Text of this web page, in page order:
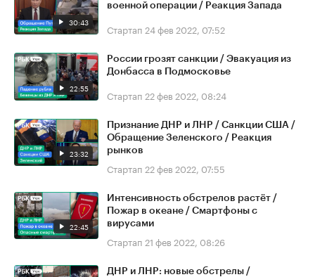
30:43
военной операции / Реакция Запада
Стартап 24 фев 2022, 07:52
22:55
России грозят санкции / Эвакуация из
Донбасса в Подмосковье
Стартап 22 фев 2022, 08:24
23:32
Признание ДНР и ЛНР / Санкции США /
Обращение Зеленского / Реакция
рынков
Стартап 22 фев 2022, 07:55
22:45
Интенсивность обстрелов растёт /
Пожар в океане / Смартфоны с
вирусами
Стартап 21 фев 2022, 08:26
ДНР и ЛНР: новые обстрелы /